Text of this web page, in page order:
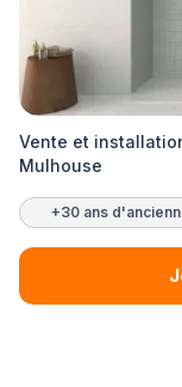
Vente et
Mulhouse
+30 ans